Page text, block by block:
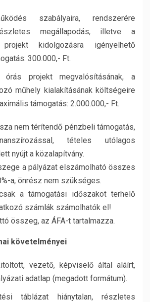
szabályaira, rendszerére
megállapodás, illetve a
projekt kidolgozásra igényelhető
300.000,- Ft.
órás projekt megvalósításának, a
műhely kialakításának költségeire
támogatás: 2.000.000,- Ft.
nem térítendő pénzbeli támogatás,
tételes utólagos
nyújt a közalapítvány.
a pályázat elszámolható összes
a, önrész nem szükséges.
a támogatási időszakot terhelő
számlák számolhatók el!
összeg, az ÁFA-t tartalmazza.
követelményei
vezető, képviselő által aláírt,
adatlap (megadott formátum).
táblázat hiánytalan, részletes